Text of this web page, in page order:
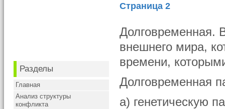
Разделы
Главная
Анализ структуры
конфликта
Страница 2
Долговременная.
внешнего мира,
времени,
Долговременная
а) генетическую